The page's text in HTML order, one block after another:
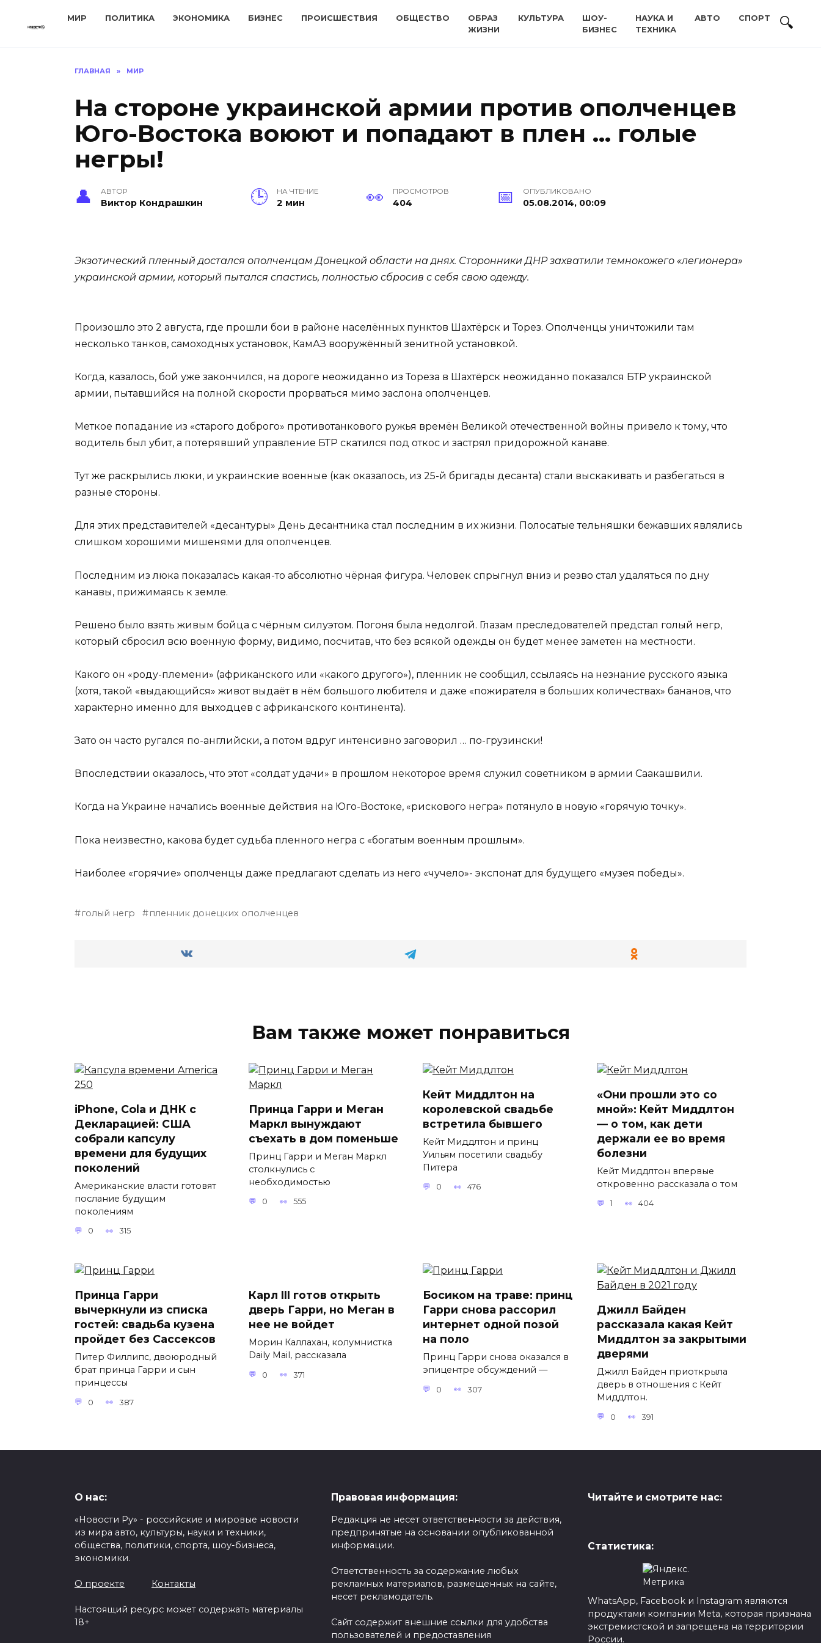
МИР ПОЛИТИКА ЭКОНОМИКА БИЗНЕС ПРОИСШЕСТВИЯ ОБЩЕСТВО
ОБРАЗ
ЖИЗНИ
КУЛЬТУРА
ШОУ-
БИЗНЕС
НАУКА И
ТЕХНИКА
АВТО СПОРТ
ГЛАВНАЯ » МИР
На стороне украинской армии против ополченцев
Юго-Востока воюют и попадают в плен … голые
негры!
АВТОР
Виктор Кондрашкин
НА ЧТЕНИЕ
2 мин
ПРОСМОТРОВ
404
ОПУБЛИКОВАНО
05.08.2014, 00:09
Экзотический пленный достался ополченцам Донецкой области на днях. Сторонники ДНР захватили темнокожего «легионера»
украинской армии, который пытался спастись, полностью сбросив с себя свою одежду.
Произошло это 2 августа, где прошли бои в районе населённых пунктов Шахтёрск и Торез. Ополченцы уничтожили там
несколько танков, самоходных установок, КамАЗ вооружённый зенитной установкой.
Когда, казалось, бой уже закончился, на дороге неожиданно из Тореза в Шахтёрск неожиданно показался БТР украинской
армии, пытавшийся на полной скорости прорваться мимо заслона ополченцев.
Меткое попадание из «старого доброго» противотанкового ружья времён Великой отечественной войны привело к тому, что
водитель был убит, а потерявший управление БТР скатился под откос и застрял придорожной канаве.
Тут же раскрылись люки, и украинские военные (как оказалось, из 25-й бригады десанта) стали выскакивать и разбегаться в
разные стороны.
Для этих представителей «десантуры» День десантника стал последним в их жизни. Полосатые тельняшки бежавших являлись
слишком хорошими мишенями для ополченцев.
Последним из люка показалась какая-то абсолютно чёрная фигура. Человек спрыгнул вниз и резво стал удаляться по дну
канавы, прижимаясь к земле.
Решено было взять живым бойца с чёрным силуэтом. Погоня была недолгой. Глазам преследователей предстал голый негр,
который сбросил всю военную форму, видимо, посчитав, что без всякой одежды он будет менее заметен на местности.
Какого он «роду-племени» (африканского или «какого другого»), пленник не сообщил, ссылаясь на незнание русского языка
(хотя, такой «выдающийся» живот выдаёт в нём большого любителя и даже «пожирателя в больших количествах» бананов, что
характерно именно для выходцев с африканского континента).
Зато он часто ругался по-английски, а потом вдруг интенсивно заговорил … по-грузински!
Впоследствии оказалось, что этот «солдат удачи» в прошлом некоторое время служил советником в армии Саакашвили.
Когда на Украине начались военные действия на Юго-Востоке, «рискового негра» потянуло в новую «горячую точку».
Пока неизвестно, какова будет судьба пленного негра с «богатым военным прошлым».
Наиболее «горячие» ополченцы даже предлагают сделать из него «чучело»- экспонат для будущего «музея победы».
голый негр пленник донецких ополченцев
Вам также может понравиться
iPhone, Cola и ДНК с
Декларацией: США
собрали капсулу
времени для будущих
поколений
Американские власти готовят
послание будущим
поколениям
0 315
Принца Гарри и Меган
Маркл вынуждают
съехать в дом поменьше
Принц Гарри и Меган Маркл
столкнулись с
необходимостью
0 555
Кейт Миддлтон на
королевской свадьбе
встретила бывшего
Кейт Миддлтон и принц
Уильям посетили свадьбу
Питера
0 476
«Они прошли это со
мной»: Кейт Миддлтон
— о том, как дети
держали ее во время
болезни
Кейт Миддлтон впервые
откровенно рассказала о том
1 404
Принца Гарри
вычеркнули из списка
гостей: свадьба кузена
пройдет без Сассексов
Питер Филлипс, двоюродный
брат принца Гарри и сын
принцессы
0 387
Карл III готов открыть
дверь Гарри, но Меган в
нее не войдет
Морин Каллахан, колумнистка
Daily Mail, рассказала
0 371
Босиком на траве: принц
Гарри снова рассорил
интернет одной позой
на поло
Принц Гарри снова оказался в
эпицентре обсуждений —
0 307
Джилл Байден
рассказала какая Кейт
Миддлтон за закрытыми
дверями
Джилл Байден приоткрыла
дверь в отношения с Кейт
Миддлтон.
0 391
О нас:
«Новости Ру» - российские и мировые новости
из мира авто, культуры, науки и техники,
общества, политики, спорта, шоу-бизнеса,
экономики.
О проекте Контакты
Настоящий ресурс может содержать материалы
18+
Правовая информация:
Редакция не несет ответственности за действия,
предпринятые на основании опубликованной
информации.
Ответственность за содержание любых
рекламных материалов, размещенных на сайте,
несет рекламодатель.
Сайт содержит внешние ссылки для удобства
пользователей и предоставления
Читайте и смотрите нас:
Статистика:
WhatsApp, Facebook и Instagram являются
продуктами компании Meta, которая признана
экстремистской и запрещена на территории
России.